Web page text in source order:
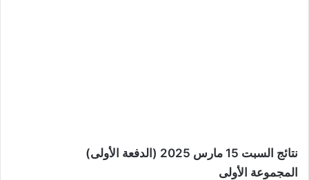
نتائج السبت 15 مارس 2025 (الدفعة الأولى)
المجموعة الأولى